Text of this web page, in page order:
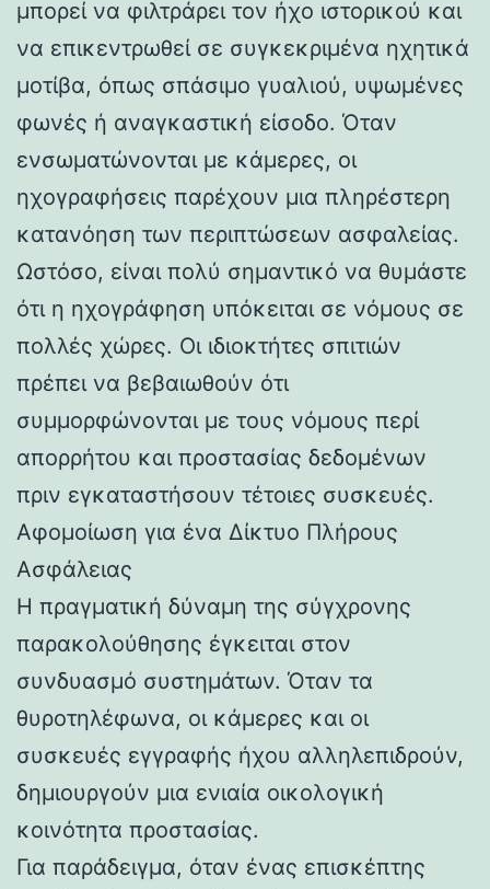
μπορεί να φιλτράρει τον ήχο ιστορικού και
να επικεντρωθεί σε συγκεκριμένα ηχητικά
μοτίβα, όπως σπάσιμο γυαλιού, υψωμένες
φωνές ή αναγκαστική είσοδο. Όταν
ενσωματώνονται με κάμερες, οι
ηχογραφήσεις παρέχουν μια πληρέστερη
κατανόηση των περιπτώσεων ασφαλείας.
Ωστόσο, είναι πολύ σημαντικό να θυμάστε
ότι η ηχογράφηση υπόκειται σε νόμους σε
πολλές χώρες. Οι ιδιοκτήτες σπιτιών
πρέπει να βεβαιωθούν ότι
συμμορφώνονται με τους νόμους περί
απορρήτου και προστασίας δεδομένων
πριν εγκαταστήσουν τέτοιες συσκευές.
Αφομοίωση για ένα Δίκτυο Πλήρους
Ασφάλειας
Η πραγματική δύναμη της σύγχρονης
παρακολούθησης έγκειται στον
συνδυασμό συστημάτων. Όταν τα
θυροτηλέφωνα, οι κάμερες και οι
συσκευές εγγραφής ήχου αλληλεπιδρούν,
δημιουργούν μια ενιαία οικολογική
κοινότητα προστασίας.
Για παράδειγμα, όταν ένας επισκέπτης